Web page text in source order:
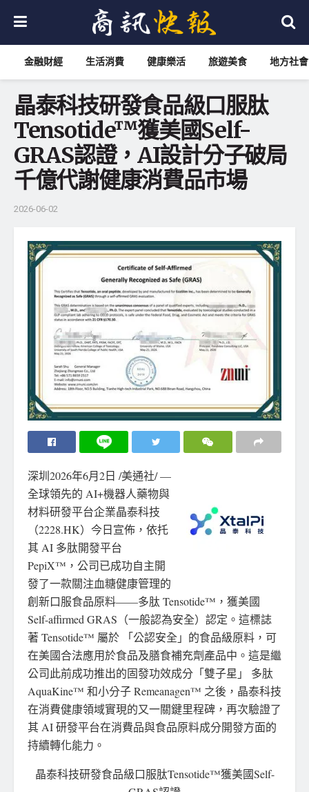
金融財經 生活消費 健康樂活 旅遊美食 地方社會
晶泰科技研發食品級口服肽
Tensotide™獲美國Self-
GRAS認證，AI設計分子破局
千億代謝健康消費品市場
2026-06-02
深圳2026年6月2日 /美通社/ —
全球領先的 AI+機器人藥物與
材料研發平台企業晶泰科技
（2228.HK）今日宣佈，依托
其 AI 多肽開發平台
PepiX™，公司已成功自主開
發了一款關注血糖健康管理的
創新口服食品原料——多肽 Tensotide™，獲美國
Self-affirmed GRAS（一般認為安全）認定。這標誌
著 Tensotide™ 屬於 「公認安全」的食品級原料，可
在美國合法應用於食品及膳食補充劑產品中。這是繼
公司此前成功推出的固發功效成分「雙子星」 多肽
AquaKine™ 和小分子 Remeanagen™ 之後，晶泰科技
在消費健康領域實現的又一關鍵里程碑，再次驗證了
其 AI 研發平台在消費品與食品原料成分開發方面的
持續轉化能力。
晶泰科技研發食品級口服肽Tensotide™獲美國Self-